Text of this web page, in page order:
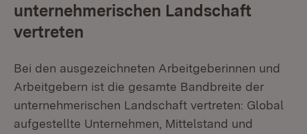
unternehmerischen Landschaft
vertreten
Bei den ausgezeichneten Arbeitgeberinnen und
Arbeitgebern ist die gesamte Bandbreite der
unternehmerischen Landschaft vertreten: Global
aufgestellte Unternehmen, Mittelstand und